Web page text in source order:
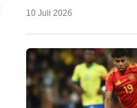
10 Juli 2026